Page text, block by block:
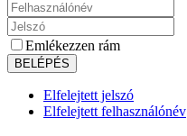
Emlékezzen rám
Elfelejtett jelszó
Elfelejtett felhasználónév